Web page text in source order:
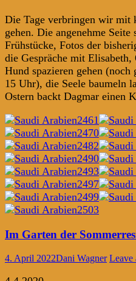
Die Tage verbringen wir mit
gehen. Die angenehme
Frühstücke, Fotos der
die Gespräche mit
Hund spazieren gehen (noch
15 Uhr), die Seele baumeln
Ostern backt Dagmar einen
Im Garten der
4. April 2022Dani Wagner Leave